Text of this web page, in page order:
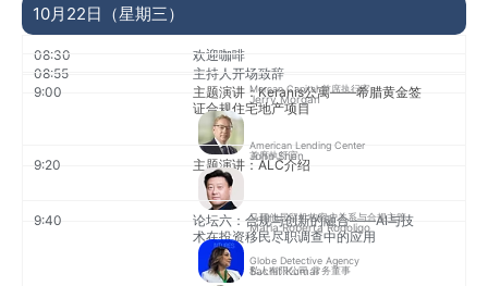
10月22日（星期三）
08:30
欢迎咖啡
08:55
主持人开场致辞
9:00
主题演讲：Keranis公寓——希腊黄金签
证合规住宅地产项目
Jerry Morgan
Mercan Capital 首席执行官
9:20 主题演讲：ALC介绍
John Shen
American Lending Center
首席执行官
9:40
论坛六：合规与创新的融合——AI与技
术在投资移民尽职调查中的应用
Maria Roberta Rodoligo
马耳他居留机构客户关系与合规主管
Sachit Kumar
Globe Detective Agency
私人有限公司 常务董事